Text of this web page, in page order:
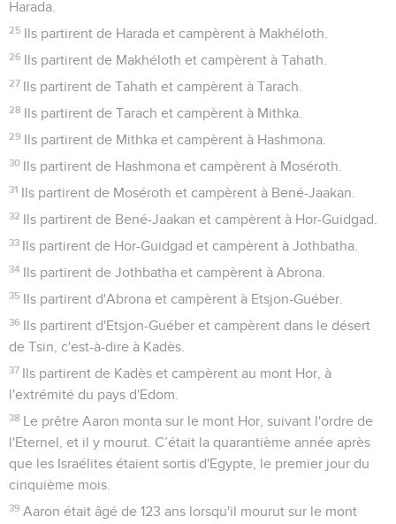
qui lui sera attribué par tirage au sort. Vous le recevrez en
propriété selon les tribus de vos ancêtres.
55
Mais si vous ne chassez pas les habitants du pays devant
vous, ceux d'entre eux que vous aurez laissés deviendront
des épines dans vos yeux et des pointes dans vos côtes, ils
seront vos ennemis dans le pays où vous allez vous établir.
Alors je vous traiterai comme j'avais décidé de les traiter
eux. »
Nombres
Seuls les Évangiles sont disponibles en vidéo pour le moment.
Les frontières de Canaan
1 L'Eternel dit à Moïse :
« Donne l’ordre suivant aux Israélites : Quand vous serez
entrés dans le pays de Canaan, ce pays deviendra votre
héritage. C’est le pays de Canaan dont voici les limites.
3 » Le côté sud commencera au désert de Tsin près d'Edom.
Ainsi, votre frontière sud partira de l'extrémité de la mer
Morte, à l’est.
Elle tournera au sud de la montée d'Akrabbim, passera par